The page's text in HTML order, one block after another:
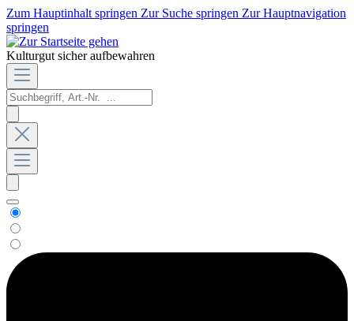
Zum Hauptinhalt springen Zur Suche springen Zur Hauptnavigation
springen
Kulturgut sicher aufbewahren